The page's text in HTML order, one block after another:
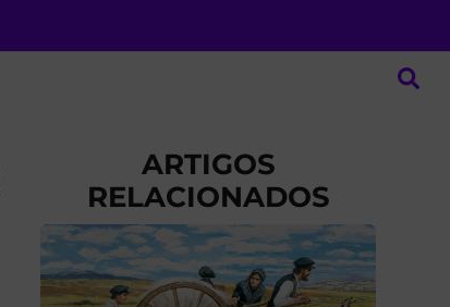
ARTIGOS
RELACIONADOS